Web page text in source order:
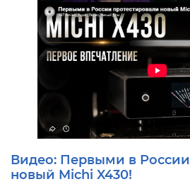
Видео: Первыми в
новый Michi X430!